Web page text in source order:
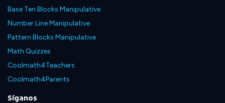
Base Ten Blocks Manipulative
Number Line Manipulative
Pattern Blocks Manipulative
Math Quizzes
Coolmath4Teachers
Coolmath4Parents
Síganos